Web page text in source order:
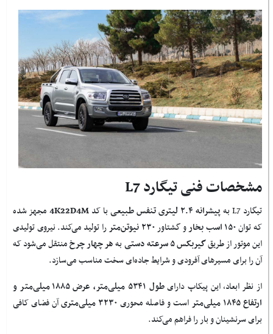
مشخصات فنی تیگارد L7
تیگارد L7 به پیشرانه ۲.۴ لیتری تنفس طبیعی با کد 4K22D4Mمجهز شده
که توان۱۵۰ اسب بخار و گشتاور۲۳۰ نیوتن‌متر
را تولید می‌کند. نیروی تولیدی
این موتور از طریقگیربکس ۵ سرعته دستی بههر چهار چرخمنتقل می‌شود که
آن را برای مسیرهای آفرودی و شرایط جاده‌ای سخت مناسب می‌سازد.
از نظر ابعاد، این پیکاپ دارای
طول ۵۳۴۱ میلی‌متر، عرض ۱۸۸۵ میلی‌متر و
ارتفاع ۱۸۴۵ میلی‌متر
است و فاصله محوری ۳۲۳۰ میلی‌متری
آن فضای کافی
برای سرنشینان و بار را فراهم می‌کند.